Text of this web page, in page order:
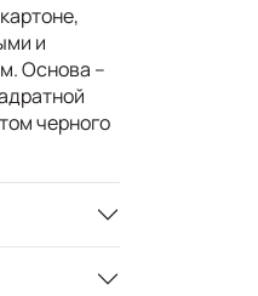
и
Основа –
черного